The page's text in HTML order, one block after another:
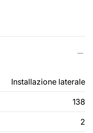
Installazione laterale
138
2